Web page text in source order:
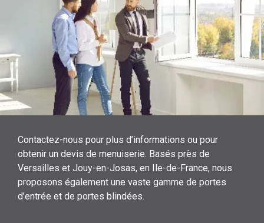
Contactez-nous pour plus d’informations ou pour
obtenir un devis de menuiserie. Basés près de
Versailles et Jouy-en-Josas, en Ile-de-France, nous
proposons également une vaste gamme de portes
d’entrée et de portes blindées.